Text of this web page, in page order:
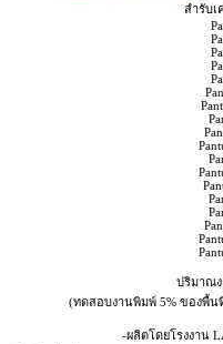
สำรับเ
ปริมาณ
(ทดสอบงานพิมพ์ 5% ของพื้นที่
-ผลิตโดยโรงงาน